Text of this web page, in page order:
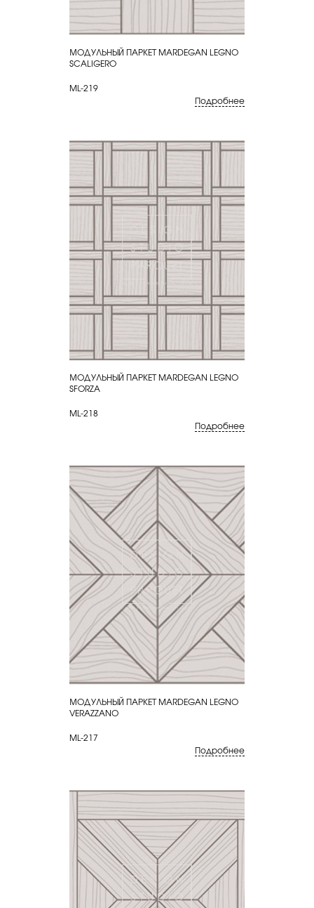
КУПИТЬ
МОДУЛЬНЫЙ ПАРКЕТ MARDEGAN LEGNO
SCALIGERO
ML-219
Подробнее
КУПИТЬ
МОДУЛЬНЫЙ ПАРКЕТ MARDEGAN LEGNO
SFORZA
ML-218
Подробнее
КУПИТЬ
МОДУЛЬНЫЙ ПАРКЕТ MARDEGAN LEGNO
VERAZZANO
ML-217
Подробнее